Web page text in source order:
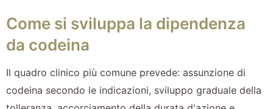
Come si sviluppa la dipendenza
da codeina
Il quadro clinico più comune prevede: assunzione di
codeina secondo le indicazioni, sviluppo graduale della